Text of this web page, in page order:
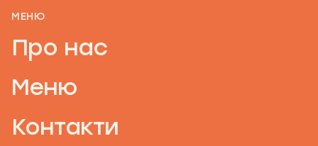
МЕНЮ
Про нас
Меню
Контакти